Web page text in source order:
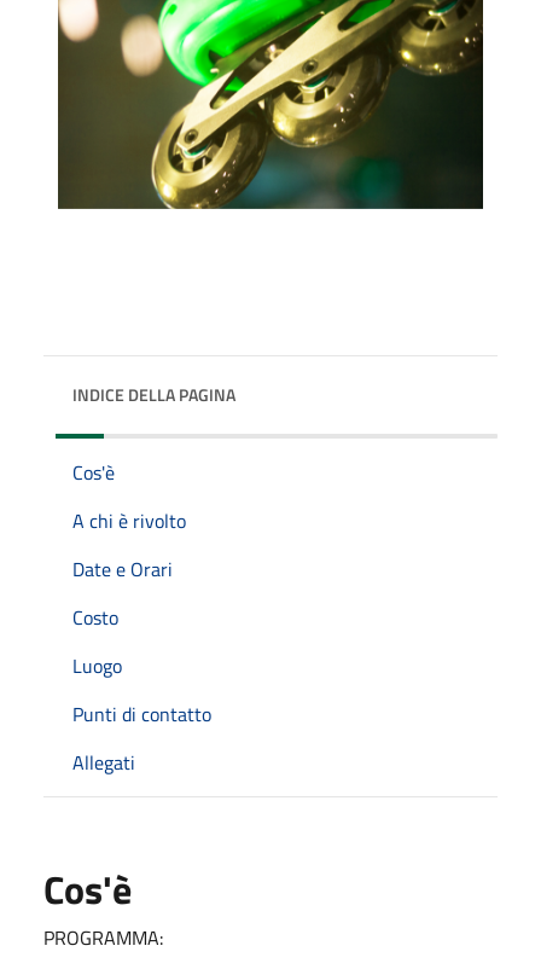
INDICE DELLA PAGINA
Cos'è
A chi è rivolto
Date e Orari
Costo
Luogo
Punti di contatto
Allegati
Cos'è
PROGRAMMA: